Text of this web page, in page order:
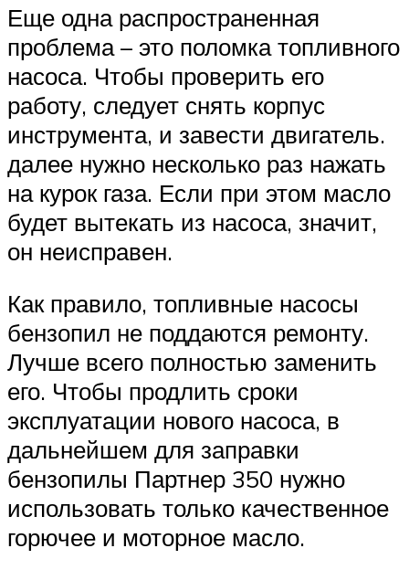
Еще одна распространенная
проблема – это поломка топливного
насоса. Чтобы проверить его
работу, следует снять корпус
инструмента, и завести двигатель.
далее нужно несколько раз нажать
на курок газа. Если при этом масло
будет вытекать из насоса, значит,
он неисправен.
Как правило, топливные насосы
бензопил не поддаются ремонту.
Лучше всего полностью заменить
его. Чтобы продлить сроки
эксплуатации нового насоса, в
дальнейшем для заправки
бензопилы Партнер 350 нужно
использовать только качественное
горючее и моторное масло.